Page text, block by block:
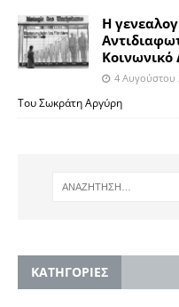
Η
Κοινωνικό
4 Αυγούστου
Του Σωκράτη Αργύρη
KΑΤΗΓΟΡΙΕΣ